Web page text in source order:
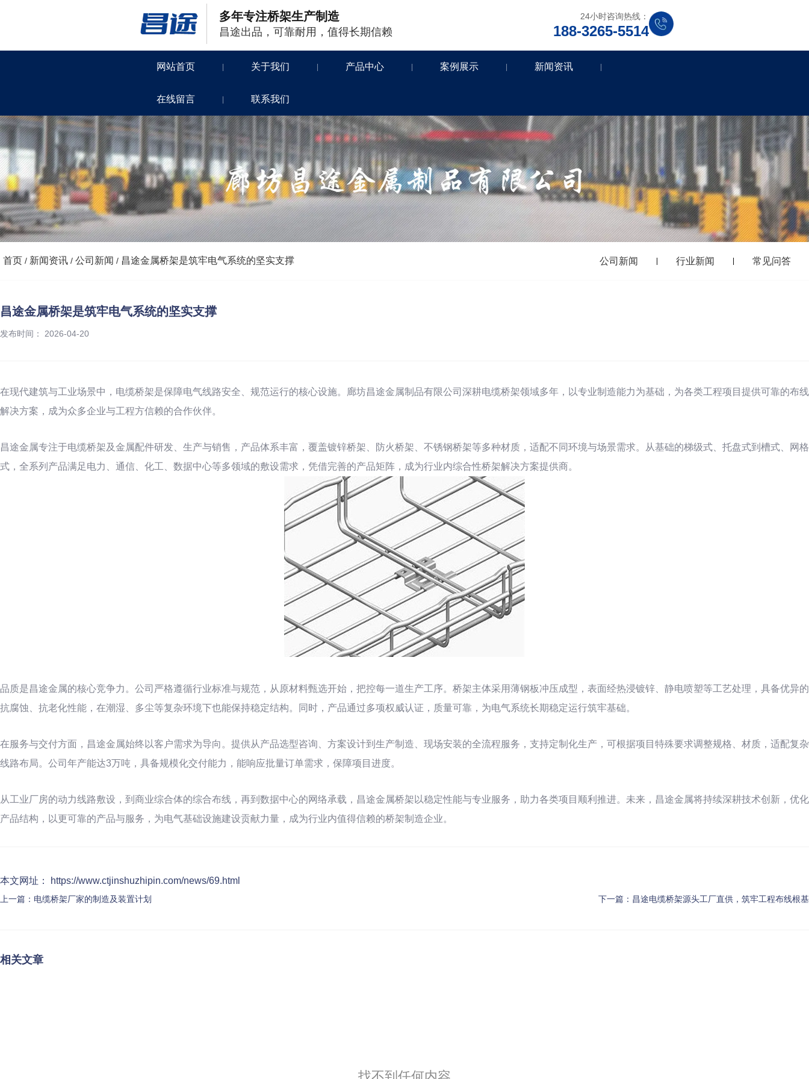
多年专注桥架生产制造
昌途出品，可靠耐用，值得长期信赖
24小时咨询热线：
188-3265-5514
网站首页 | 关于我们 | 产品中心 | 案例展示 | 新闻资讯 |
在线留言 | 联系我们
首页 / 新闻资讯 / 公司新闻 / 昌途金属桥架是筑牢电气系统的坚实支撑 公司新闻 行业新闻 常见问答
昌途金属桥架是筑牢电气系统的坚实支撑
发布时间： 2026-04-20
在现代建筑与工业场景中，电缆桥架是保障电气线路安全、规范运行的核心设施。廊坊昌途金属制品有限公司深耕电缆桥架领域多年，以专业制造能力为基础，为各类工程项目提供可靠的布线
解决方案，成为众多企业与工程方信赖的合作伙伴。
昌途金属专注于电缆桥架及金属配件研发、生产与销售，产品体系丰富，覆盖镀锌桥架、防火桥架、不锈钢桥架等多种材质，适配不同环境与场景需求。从基础的梯级式、托盘式到槽式、网格
式，全系列产品满足电力、通信、化工、数据中心等多领域的敷设需求，凭借完善的产品矩阵，成为行业内综合性桥架解决方案提供商。
品质是昌途金属的核心竞争力。公司严格遵循行业标准与规范，从原材料甄选开始，把控每一道生产工序。桥架主体采用薄钢板冲压成型，表面经热浸镀锌、静电喷塑等工艺处理，具备优异的
抗腐蚀、抗老化性能，在潮湿、多尘等复杂环境下也能保持稳定结构。同时，产品通过多项权威认证，质量可靠，为电气系统长期稳定运行筑牢基础。
在服务与交付方面，昌途金属始终以客户需求为导向。提供从产品选型咨询、方案设计到生产制造、现场安装的全流程服务，支持定制化生产，可根据项目特殊要求调整规格、材质，适配复杂
线路布局。公司年产能达3万吨，具备规模化交付能力，能响应批量订单需求，保障项目进度。
从工业厂房的动力线路敷设，到商业综合体的综合布线，再到数据中心的网络承载，昌途金属桥架以稳定性能与专业服务，助力各类项目顺利推进。未来，昌途金属将持续深耕技术创新，优化
产品结构，以更可靠的产品与服务，为电气基础设施建设贡献力量，成为行业内值得信赖的桥架制造企业。
本文网址： https://www.ctjinshuzhipin.com/news/69.html
上一篇： 电缆桥架厂家的制造及装置计划 下一篇： 昌途电缆桥架源头工厂直供，筑牢工程布线根基
相关文章